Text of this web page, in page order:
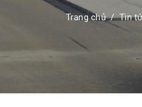
Trang chủ / Tin